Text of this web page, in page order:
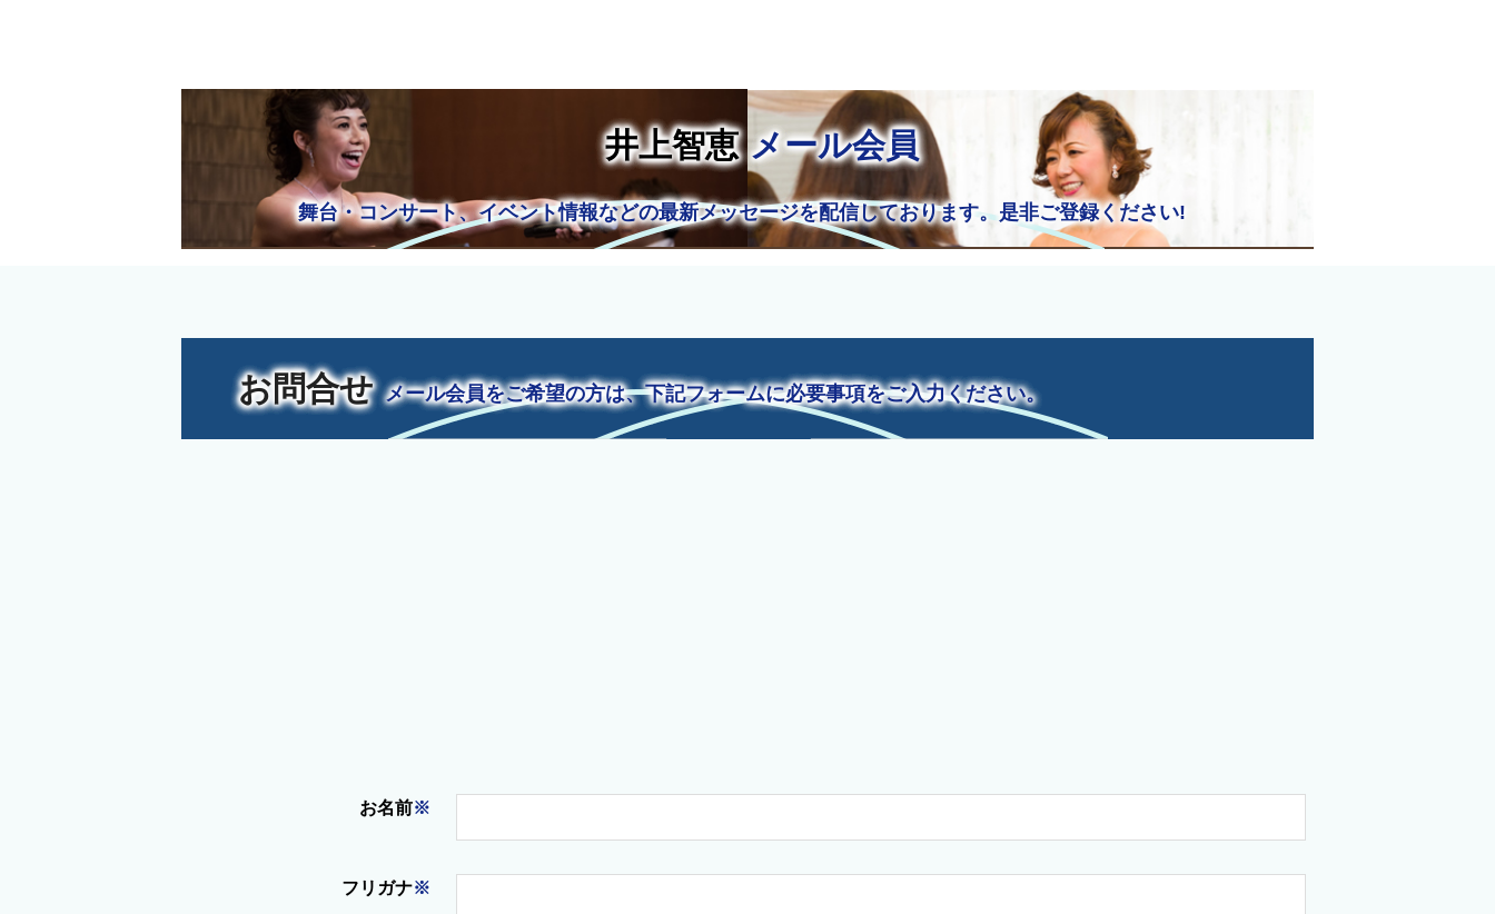
井上智恵 メール会員
舞台・コンサート、イベント情報などの最新メッセージを配信しております。是非ご登録ください!
お問合せ メール会員をご希望の方は、下記フォームに必要事項をご入力ください。
お名前※
フリガナ※